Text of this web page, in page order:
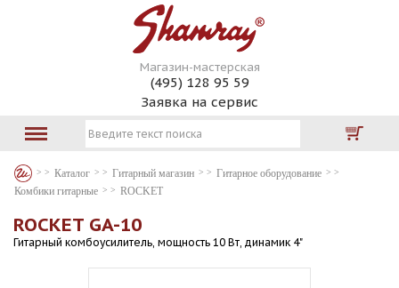
Магазин-мастерская
(495) 128 95 59
Заявка на сервис
Каталог Гитарный магазин
Гитарное оборудование
Комбики гитарные
ROCKET
ROCKET GA-10
Гитарный комбоусилитель, мощность 10 Вт, динамик 4"